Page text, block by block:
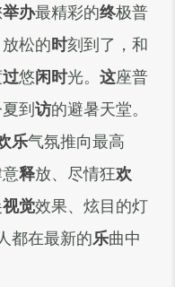
举办最精彩的终极普
松的时刻到了，和
过悠闲时光。这座普
到访的避暑天堂。
乐气氛推向最高
释放、尽情狂欢
视觉效果、炫目的灯
都在最新的乐曲中